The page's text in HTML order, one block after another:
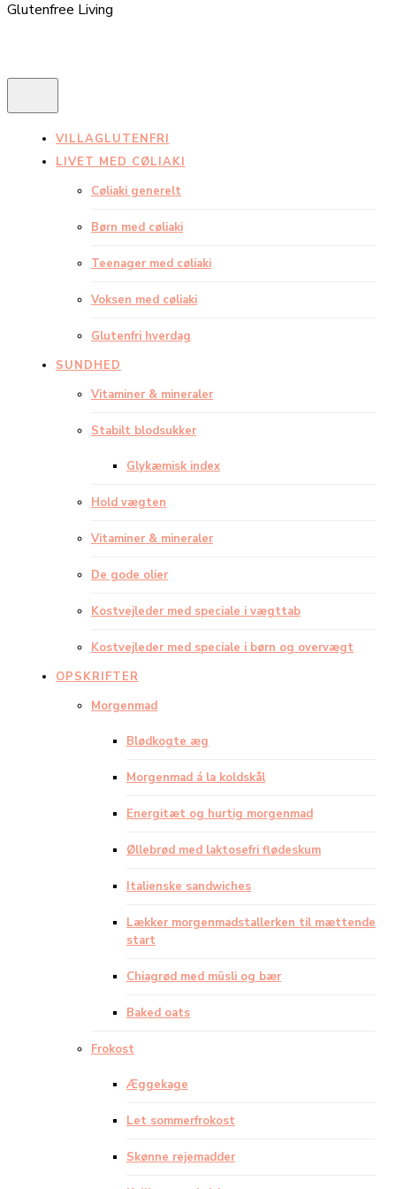
Glutenfree Living
VILLAGLUTENFRI
LIVET MED CØLIAKI
Cøliaki generelt
Børn med cøliaki
Teenager med cøliaki
Voksen med cøliaki
Glutenfri hverdag
SUNDHED
Vitaminer & mineraler
Stabilt blodsukker
Glykæmisk index
Hold vægten
Vitaminer & mineraler
De gode olier
Kostvejleder med speciale i vægttab
Kostvejleder med speciale i børn og overvægt
OPSKRIFTER
Morgenmad
Blødkogte æg
Morgenmad á la koldskål
Energitæt og hurtig morgenmad
Øllebrød med laktosefri flødeskum
Italienske sandwiches
Lækker morgenmadstallerken til mættende
start
Chiagrød med müsli og bær
Baked oats
Frokost
Æggekage
Let sommerfrokost
Skønne rejemadder